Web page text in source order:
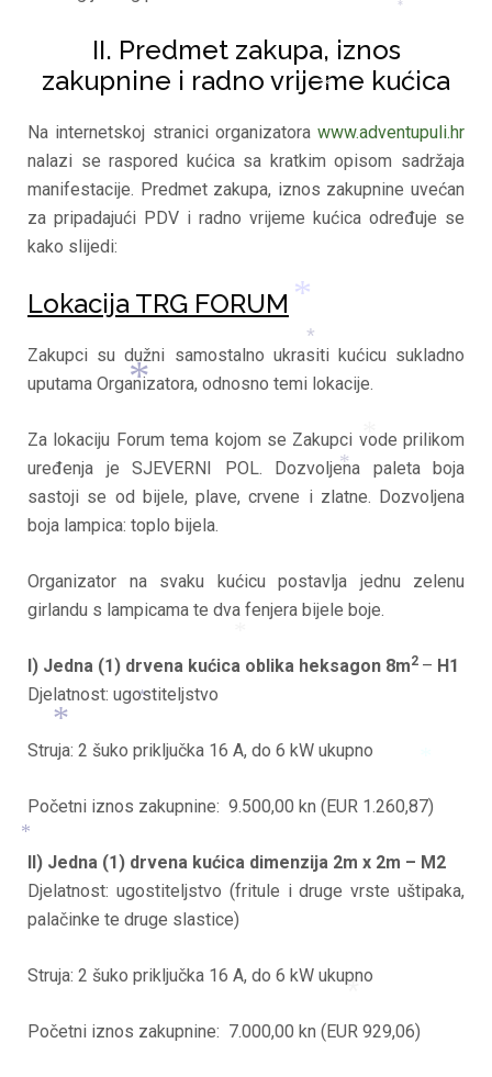
II. Predmet zakupa, iznos
zakupnine i radno vrijeme kućica
Na internetskoj stranici organizatora www.adventupuli.hr
nalazi se raspored kućica sa kratkim opisom sadržaja
manifestacije. Predmet zakupa, iznos zakupnine uvećan
za pripadajući PDV i radno vrijeme kućica određuje se
kako slijedi:
Lokacija TRG FORUM
Zakupci su dužni samostalno ukrasiti kućicu sukladno
uputama Organizatora, odnosno temi lokacije.
Za lokaciju Forum tema kojom se Zakupci vode prilikom
uređenja je SJEVERNI POL. Dozvoljena paleta boja
sastoji se od bijele, plave, crvene i zlatne. Dozvoljena
boja lampica: toplo bijela.
Organizator na svaku kućicu postavlja jednu zelenu
girlandu s lampicama te dva fenjera bijele boje.
I) Jedna (1) drvena kućica oblika heksagon 8m2 – H1
Djelatnost: ugostiteljstvo
Struja: 2 šuko priključka 16 A, do 6 kW ukupno
Početni iznos zakupnine: 9.500,00 kn (EUR 1.260,87)
II) Jedna (1) drvena kućica dimenzija 2m x 2m – M2
Djelatnost: ugostiteljstvo (fritule i druge vrste uštipaka,
palačinke te druge slastice)
Struja: 2 šuko priključka 16 A, do 6 kW ukupno
Početni iznos zakupnine: 7.000,00 kn (EUR 929,06)
*
*
*
*
*
*
* *
*